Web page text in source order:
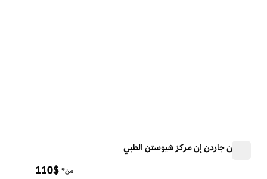
هيلتون جاردن إن مركز هيوستن الطبي
من* 110$